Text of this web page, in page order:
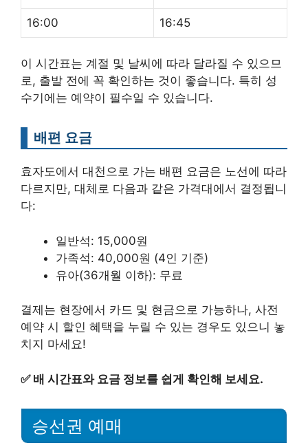
16:00 16:45
이 시간표는 계절 및 날씨에 따라 달라질 수 있으므
로, 출발 전에 꼭 확인하는 것이 좋습니다. 특히 성
수기에는 예약이 필수일 수 있습니다.
배편 요금
효자도에서 대천으로 가는 배편 요금은 노선에 따라
다르지만, 대체로 다음과 같은 가격대에서 결정됩니
다:
일반석: 15,000원
가족석: 40,000원 (4인 기준)
유아(36개월 이하): 무료
결제는 현장에서 카드 및 현금으로 가능하나, 사전
예약 시 할인 혜택을 누릴 수 있는 경우도 있으니 놓
치지 마세요!
✅ 배 시간표와 요금 정보를 쉽게 확인해 보세요.
승선권 예매